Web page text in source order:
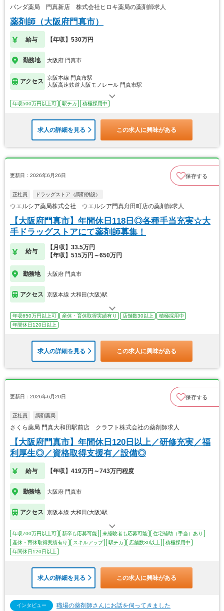
パンダ薬局 門真新店 株式会社ヒロキ薬局の薬剤師求人
薬剤師（大阪府門真市）
給与 【年収】530万円
勤務地 大阪府 門真市
アクセス
京阪本線 門真市駅
大阪高速鉄道大阪モノレール 門真市駅
年収500万円以上可 駅チカ 積極採用中
求人の詳細を見る この求人に興味がある
更新日：2026年6月26日 保存する
正社員 ドラッグストア（調剤併設）
ウエルシア薬局株式会社 ウエルシア門真舟田町店の薬剤師求人
【大阪府門真市】年間休日118日◎各種手当充実☆大
手ドラッグストアにて薬剤師募集！
給与
【月収】33.5万円
【年収】515万円～650万円
勤務地 大阪府 門真市
アクセス 京阪本線 大和田(大阪)駅
年収650万円以上可 産休・育休取得実績有り 店舗数30以上
積極採用中
年間休日120日以上
求人の詳細を見る この求人に興味がある
更新日：2026年6月20日 保存する
正社員 調剤薬局
さくら薬局 門真大和田駅前店 クラフト株式会社の薬剤師求人
【大阪府門真市】年間休日120日以上／研修充実／福
利厚生◎／資格取得支援有／設備◎
給与 【年収】419万円～743万円程度
勤務地 大阪府 門真市
アクセス 京阪本線 大和田(大阪)駅
年収700万円以上可 新卒も応募可能 未経験者も応募可能
住宅補助（手当）あり
産休・育休取得実績有り
スキルアップ 駅チカ 店舗数30以上
積極採用中
年間休日120日以上
求人の詳細を見る この求人に興味がある
インタビュー 職場の薬剤師さんにお話を伺ってきました